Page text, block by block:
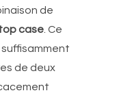
de
case . Ce
de deux